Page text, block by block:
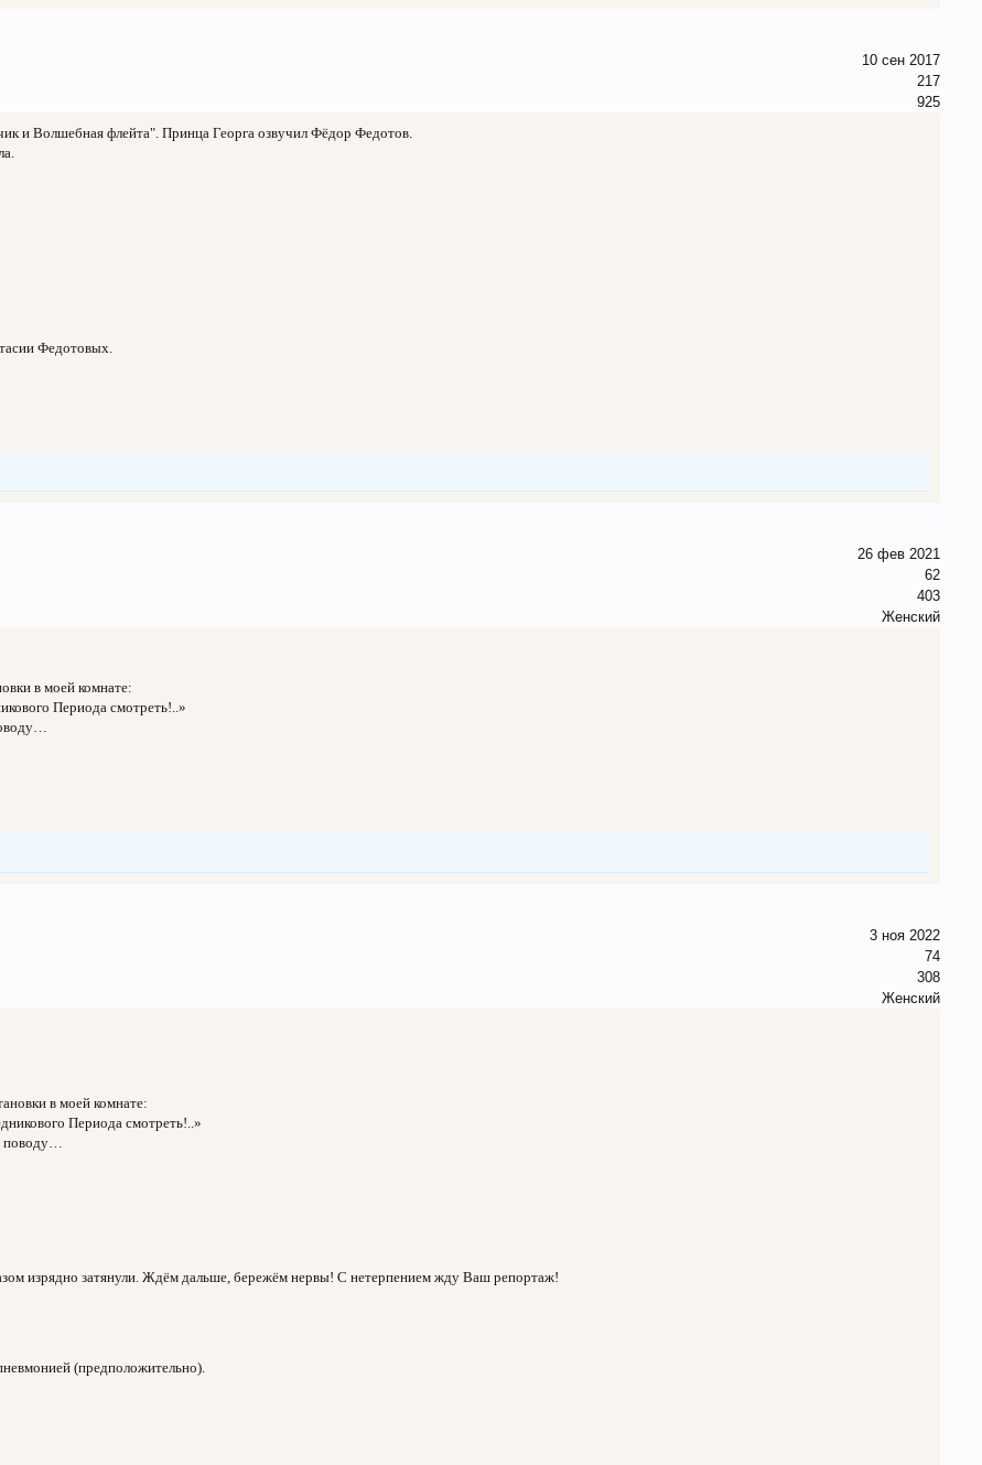
10 сен 2017
217
925
и Волшебная флейта". Принца Георга озвучил Фёдор Федотов.
Федотовых.
26 фев 2021
62
403
Женский
в моей комнате:
Периода смотреть!..»
3 ноя 2022
74
308
Женский
в моей комнате:
Периода смотреть!..»
поводу…
изрядно затянули. Ждём дальше, бережём нервы! С нетерпением жду Ваш репортаж!
(предположительно).